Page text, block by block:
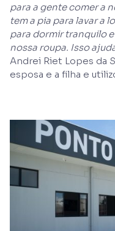
para a gente comer a
tem a pia para lavar a
para dormir tranquilo
nossa roupa. Isso
Andrei Riet Lopes da
esposa e a filha e